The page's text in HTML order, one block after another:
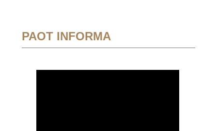
PAOT INFORMA